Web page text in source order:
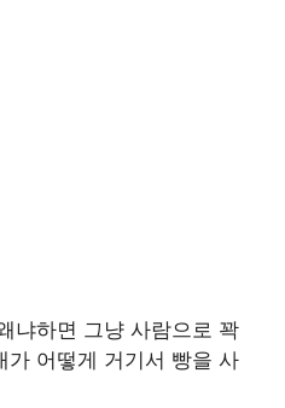
냐하면 그냥 사람으로 꽉
가 어떻게 거기서 빵을 사